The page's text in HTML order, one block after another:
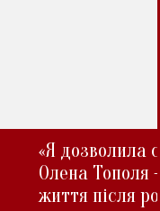
«Я дозволила
Олена Тополя
життя після